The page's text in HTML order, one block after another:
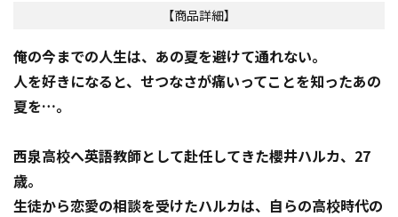
【商品詳細】
俺の今までの人生は、あの夏を避けて通れない。
人を好きになると、せつなさが痛いってことを知ったあの
夏を…。
西泉高校へ英語教師として赴任してきた櫻井ハルカ、27
歳。
生徒から恋愛の相談を受けたハルカは、自らの高校時代の